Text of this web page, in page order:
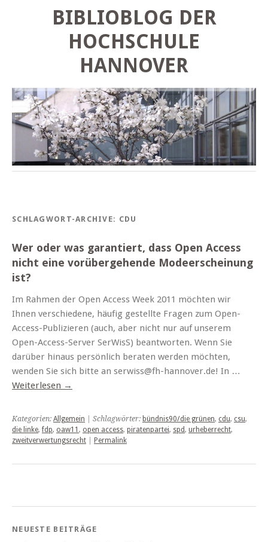
BIBLIOBLOG DER
HOCHSCHULE
HANNOVER
SCHLAGWORT-ARCHIVE: CDU
Wer oder was garantiert, dass Open Access
nicht eine vorübergehende Modeerscheinung
ist?
Im Rahmen der Open Access Week 2011 möchten wir
Ihnen verschiedene, häufig gestellte Fragen zum Open-
Access-Publizieren (auch, aber nicht nur auf unserem
Open-Access-Server SerWisS) beantworten. Wenn Sie
darüber hinaus persönlich beraten werden möchten,
wenden Sie sich bitte an serwiss@fh-hannover.de! In …
Weiterlesen →
Kategorien: Allgemein | Schlagwörter: bündnis90/die grünen, cdu, csu,
die linke,fdp, oaw11 , open access, piratenpartei, spd, urheberrecht,
zweitverwertungsrecht
Permalink
NEUESTE BEITRÄGE